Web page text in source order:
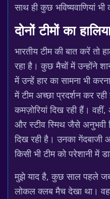
साथ ही कुछ भविष्यवाणियां
दोनों टीमों का
भारतीय टीम की बात करें तो
रहा है। कुछ मैचों में उन्होंने
में उन्हें हार का सामना भी
में टीम अच्छा प्रदर्शन कर
कमज़ोरियां दिख रही हैं। वहीं,
और स्टीव स्मिथ जैसे अनुभवी
दिख रही है। उनका गेंदबाजी
किसी भी टीम को परेशानी में
मुझे याद है, कुछ साल पहले
लोकल क्लब मैच देखा था।